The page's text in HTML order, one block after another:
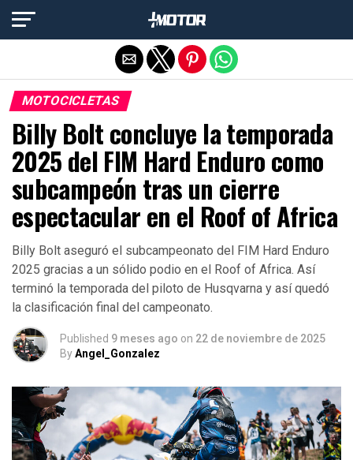
MOTOCICLETAS
Billy Bolt concluye la temporada
2025 del FIM Hard Enduro como
subcampeón tras un cierre
espectacular en el Roof of Africa
Billy Bolt aseguró el subcampeonato del FIM Hard Enduro
2025 gracias a un sólido podio en el Roof of Africa. Así
terminó la temporada del piloto de Husqvarna y así quedó
la clasificación final del campeonato.
Published 9 meses ago on 22 de noviembre de 2025
ByAngel_Gonzalez
Salir de la versión móvil